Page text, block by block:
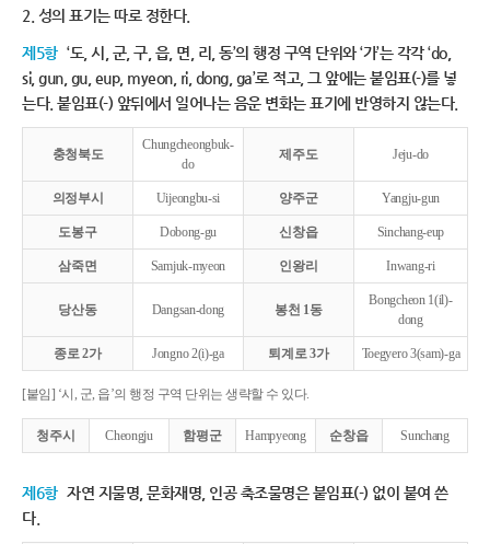
2. 성의 표기는 따로 정한다.
제5항 ‘도, 시, 군, 구, 읍, 면, 리, 동’의 행정 구역 단위와 ‘가’는 각각 ‘do,
si, gun, gu, eup, myeon, ri, dong, ga’로 적고, 그 앞에는 붙임표(-)를 넣
는다. 붙임표(-) 앞뒤에서 일어나는 음운 변화는 표기에 반영하지 않는다.
충청북도
Chungcheongbuk-
do
제주도 Jeju-do
의정부시 Uijeongbu-si 양주군 Yangju-gun
도봉구 Dobong-gu 신창읍 Sinchang-eup
삼죽면 Samjuk-myeon 인왕리 Inwang-ri
당산동 Dangsan-dong 봉천 1동
Bongcheon 1(il)-
dong
종로 2가 Jongno 2(i)-ga 퇴계로 3가 Toegyero 3(sam)-ga
[붙임] ‘시, 군, 읍’의 행정 구역 단위는 생략할 수 있다.
청주시 Cheongju 함평군 Hampyeong 순창읍 Sunchang
제6항 자연 지물명, 문화재명, 인공 축조물명은 붙임표(-) 없이 붙여 쓴
다.